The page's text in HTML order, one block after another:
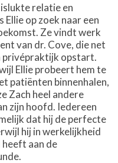
relatie en
Ellie op zoek naar een
Ze vindt werk
van dr. Cove, die net
privépraktijk opstart.
Ellie probeert hem te
patiënten binnenhalen,
Zach heel andere
zijn hoofd. Iedereen
dat hij de perfecte
hij in werkelijkheid
heeft aan de